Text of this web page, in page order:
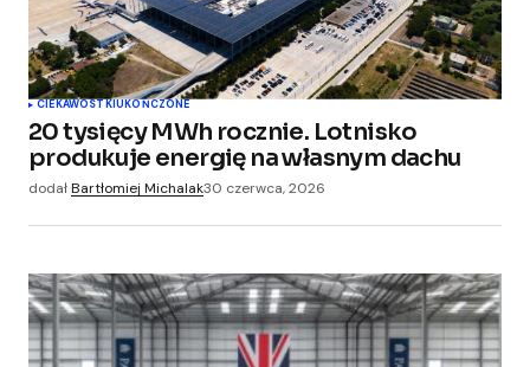
CIEKAWOSTKIUKOŃCZONE
20 tysięcy MWh rocznie. Lotnisko
produkuje energię na własnym dachu
dodałBartłomiej Michalak30 czerwca, 2026